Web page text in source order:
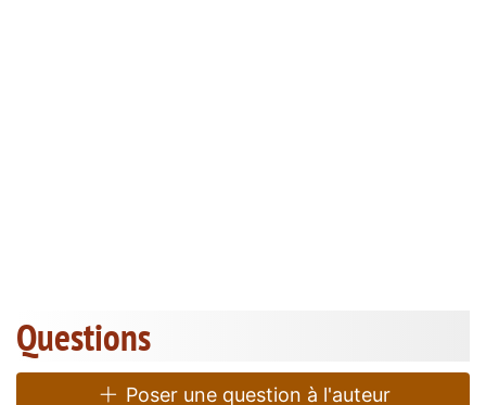
Questions
Poser une question à l'auteur